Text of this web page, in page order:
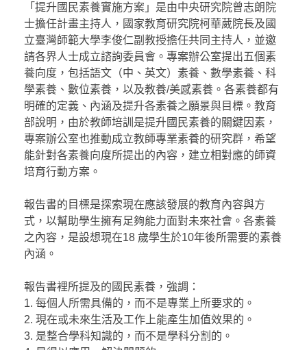
「提升國民素養實施方案」是由中央研究院曾志朗院
士擔任計畫主持人，國家教育研究院柯華葳院長及國
立臺灣師範大學李俊仁副教授擔任共同主持人，並邀
請各界人士成立諮詢委員會。專案辦公室提出五個素
養向度，包括語文（中、英文）素養、數學素養、科
學素養、數位素養，以及教養/美感素養。各素養都有
明確的定義、內涵及提升各素養之願景與目標。教育
部說明，由於教師培訓是提升國民素養的關鍵因素，
專案辦公室也推動成立教師專業素養的研究群，希望
能針對各素養向度所提出的內容，建立相對應的師資
培育行動方案。
報告書的目標是探索現在應該發展的教育內容與方
式，以幫助學生擁有足夠能力面對未來社會。各素養
之內容，是設想現在18 歲學生於10年後所需要的素養
內涵。
報告書裡所提及的國民素養，強調：
1. 每個人所需具備的，而不是專業上所要求的。
2. 現在或未來生活及工作上能產生加值效果的。
3. 是整合學科知識的，而不是學科分割的。